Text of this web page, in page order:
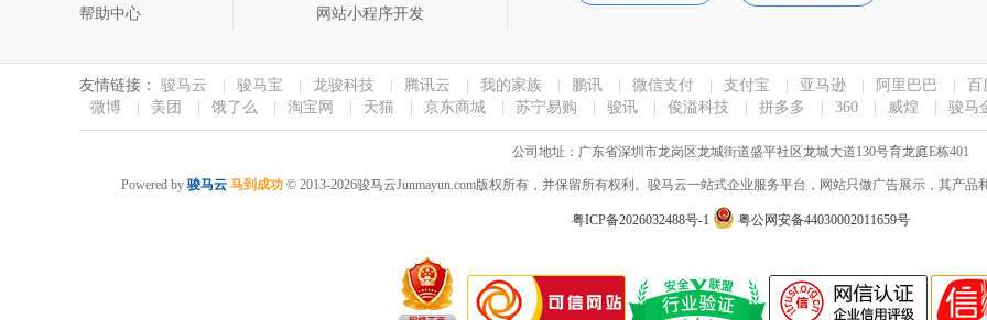
帮助中心
网站小程序开发
友情链接： 骏马云 骏马宝 龙骏科技 腾讯云 我的家族 鹏讯 微信支付 支付宝 亚马逊 阿里巴巴
百
微博
美团 饿了么 淘宝网 天猫 京东商城 苏宁易购 骏讯 俊溢科技 拼多多 360 威煌 骏马
公司地址：广东省深圳市龙岗区龙城街道盛平社区龙城大道130号育龙庭E栋401
Powered by 骏马云 马到成功© 2013-2026骏马云Junmayun.com版权所有，并保留所有权利。骏马云一站式企业服务平台，网站只做广告展示，其产
粤ICP备2026032488号-1 粤公网安备44030002011659号